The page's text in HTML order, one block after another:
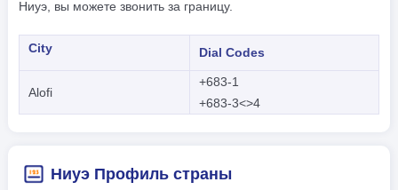
Ниуэ, вы можете звонить за границу.
City Dial Codes
Alofi
+683-1
+683-3<>4
Ниуэ Профиль страны